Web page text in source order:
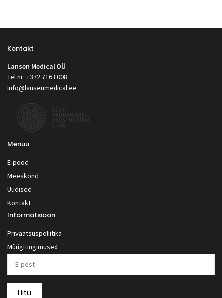
Kontakt
Lansen Medical OÜ
Tel nr: +372 716 8008
info@lansenmedical.ee
Menüü
E-pood
Meeskond
Uudised
Kontakt
Informatsioon
Privaatsuspoliitika
Müügitingimused
Liitu